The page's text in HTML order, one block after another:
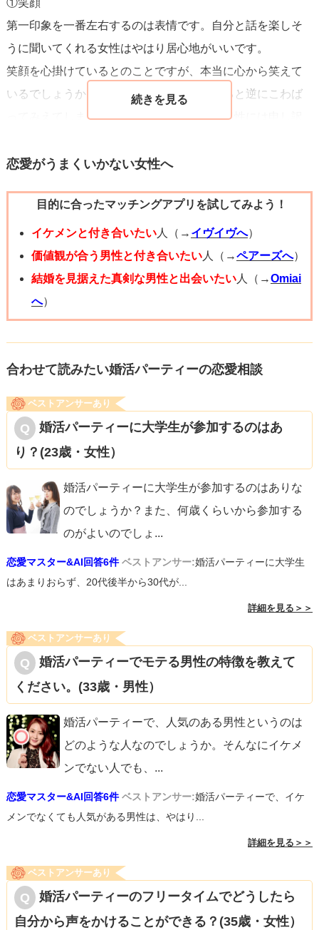
①笑顔
第一印象を一番左右するのは表情です。自分と話を楽しそ
うに聞いてくれる女性はやはり居心地がいいです。
笑顔を心掛けているとのことですが、本当に心から笑えて
いるでしょうか？無理に笑顔を作ろうとすると逆にこわば
ってみえてしまうことがあります。相手の男性には申し訳
も何でもいいと思います）を思い出してみるといいかもし
②はきはきと話す
婚活パーティーとのことで結婚を視野に入れた人が多く参
加していると思いますが、結婚したら明るく楽しい家庭を
築きたいと考える男性は多いと思います。
小さな声で話す女性よりも、はきはきと話すだけで明るい
印象を与えられます。
婚活パーティーには様々なタイプの男性がいらっしゃると
思いますが、まずは万人受けすることが大事です。
清潔感があると家庭的に見えますし、服装から女性らしさ
を演出するとよいでしょう。
④目を見て話を聞く
⑤自分の話だけをしない
どうしても自分のことをたくさん知ってほしいと思うかも
しれませんが、お互いに話を聞き合うことが大事です。
とはとても重要です。
自分の主張ばかりではなく、相手の意見も聞き入れる姿勢
ると思います。
上記を意識するだけで第一印象がキラキラして見えるはず
です！
素敵な出会いがありますよう応援しています。
恋愛がうまくいかない女性へ
目的に合ったマッチングアプリを試してみよう！
イケメンと付き合いたい人（→ イヴイヴへ）
価値観が合う男性と付き合いたい人（→ペアーズへ）
結婚を見据えた真剣な男性と出会いたい人（→Omiai
へ）
合わせて読みたい婚活パーティーの恋愛相談
ベストアンサーあり
婚活パーティーに大学生が参加するのはあ
り？(23歳・女性）
婚活パーティーに大学生が参加するのはありな
のでしょうか？また、何歳くらいから参加する
のがよいのでしょ ...
恋愛マスター&AI回答6件 ベストアンサー:婚活パーティーに大学生
はあまりおらず、20代後半から30代が...
詳細を見る＞＞
ベストアンサーあり
婚活パーティーでモテる男性の特徴を教えて
ください。(33歳・男性）
婚活パーティーで、人気のある男性というのは
どのような人なのでしょうか。そんなにイケメ
ンでない人でも、 ...
恋愛マスター&AI回答6件 ベストアンサー:婚活パーティーで、イケ
メンでなくても人気がある男性は、やはり...
詳細を見る＞＞
ベストアンサーあり
婚活パーティーのフリータイムでどうしたら
自分から声をかけることができる？(35歳・女性）